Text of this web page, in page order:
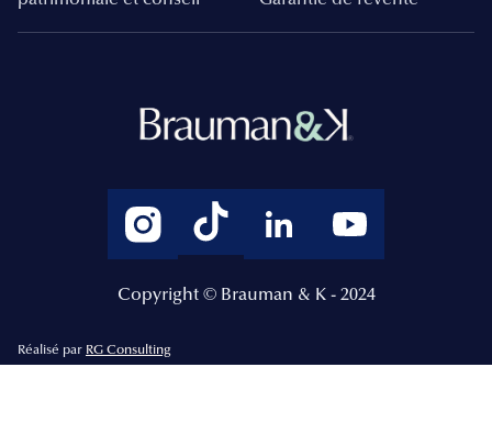
Copyright © Brauman & K - 2024
Réalisé par RG Consulting